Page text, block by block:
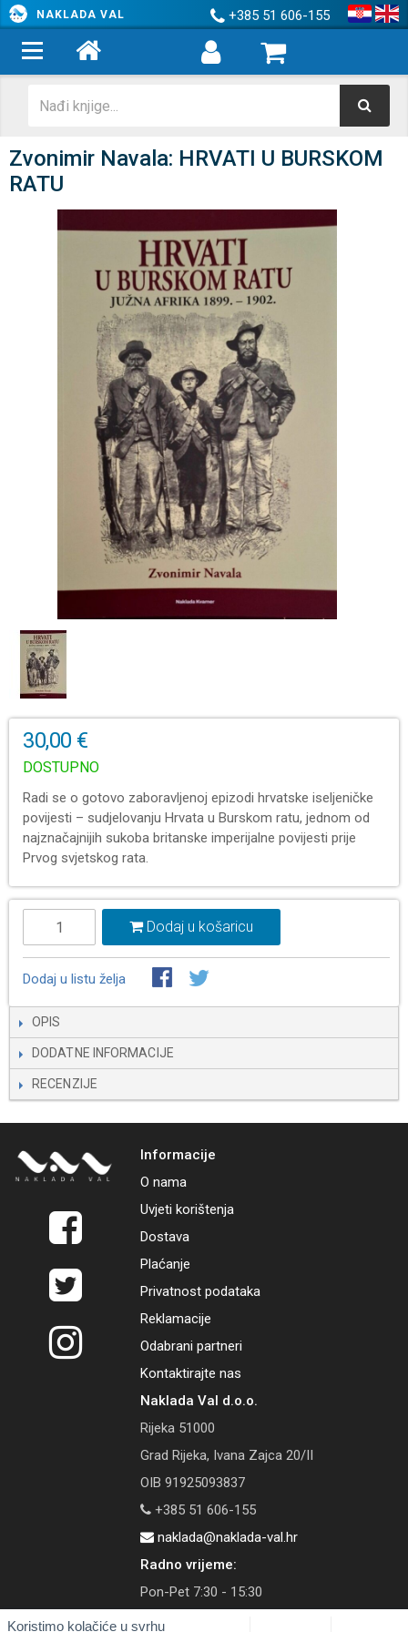
Koristimo kolačiće u svrhu
NAKLADA VAL +385 51 606-155
Zvonimir Navala: HRVATI U BURSKOM
RATU
30,00 €
DOSTUPNO
Radi se o gotovo zaboravljenoj epizodi hrvatske iseljeničke
povijesti – sudjelovanju Hrvata u Burskom ratu, jednom od
najznačajnijih sukoba britanske imperijalne povijesti prije
Prvog svjetskog rata.
Dodaj u košaricu
Dodaj u listu želja
OPIS
DODATNE INFORMACIJE
RECENZIJE
Informacije
O nama
Uvjeti korištenja
Dostava
Plaćanje
Privatnost podataka
Reklamacije
Odabrani partneri
Kontaktirajte nas
Naklada Val d.o.o.
Rijeka 51000
Grad Rijeka, Ivana Zajca 20/II
OIB 91925093837
+385 51 606-155
naklada@naklada-val.hr
Radno vrijeme:
Pon-Pet 7:30 - 15:30